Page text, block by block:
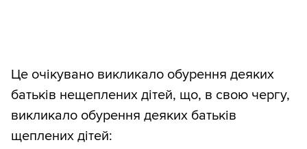
Це очікувано викликало обурення деяких
батьків нещеплених дітей, що, в свою чергу,
викликало обурення деяких батьків
щеплених дітей: